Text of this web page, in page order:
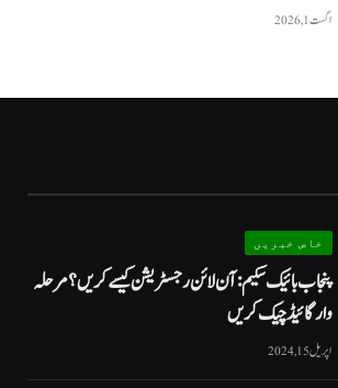
اگست 1, 2026
خاص خبریں
پنجاب بائیک سکیم: آن لائن رجسٹریشن کیسے کریں؟ مرحلہ
وار گائیڈ چیک کریں
اپریل 15, 2024